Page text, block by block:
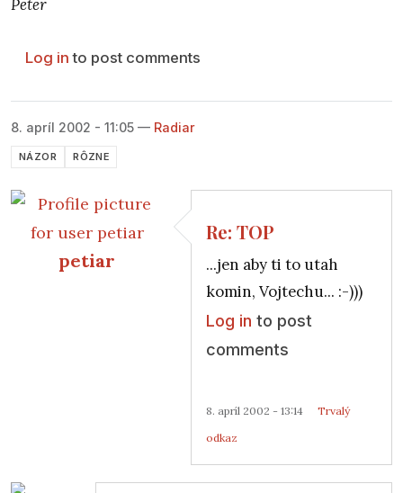
Peter
Log in to post comments
8. apríl 2002 - 11:05 — Radiar
NÁZOR RÔZNE
petiar
Anonymný (bez overenia)
Re: TOP
...jen aby ti to utah
komin, Vojtechu... :-)))
Log in to post
comments
8. apríl 2002 - 13:14
Trvalý
odkaz